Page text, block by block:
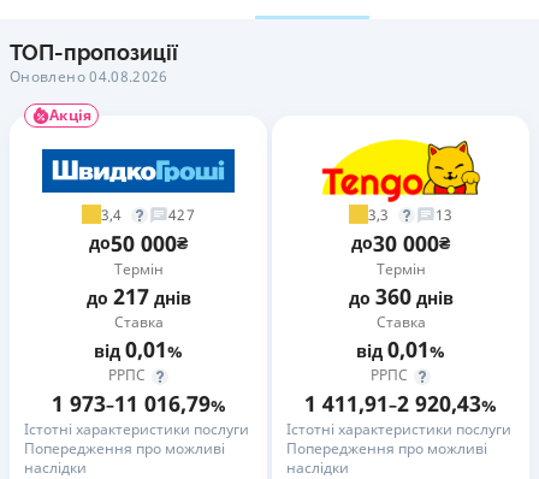
ТОП-пропозиції
Оновлено 04.08.2026
Акція
3,4 427
до50 000₴
Термін
до 217днів
Ставка
від 0,01%
РРПС
1 973–11 016,79%
Істотні характеристики послуги
Попередження про можливі
наслідки
3,3 13
до30 000₴
Термін
до 360днів
Ставка
від 0,01%
РРПС
1 411,91–2 920,43%
Істотні характеристики послуги
Попередження про можливі
наслідки